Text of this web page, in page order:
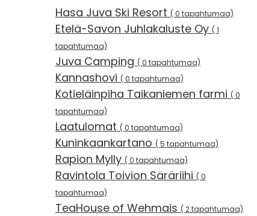
Hasa Juva Ski Resort ( 0 tapahtumaa)
Etelä-Savon Juhlakaluste Oy ( 1
tapahtumaa)
Juva Camping ( 0 tapahtumaa)
Kannashovi ( 0 tapahtumaa)
Kotieläinpiha Taikaniemen farmi ( 0
tapahtumaa)
Laatulomat ( 0 tapahtumaa)
Kuninkaankartano ( 5 tapahtumaa)
Rapion Mylly ( 0 tapahtumaa)
Ravintola Toivion Säräriihi ( 0
tapahtumaa)
TeaHouse of Wehmais ( 2 tapahtumaa)